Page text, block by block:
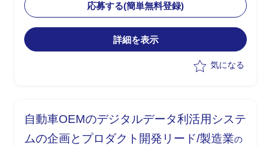
・プロジェクト進捗管理
・課題の整理、管理
・ToDo管理
・品質管理
応募する(簡単無料登録)
詳細を表示
気になる
自動車OEMのデジタルデータ利活用システ
ムの企画とプロダクト開発リード/製造業の